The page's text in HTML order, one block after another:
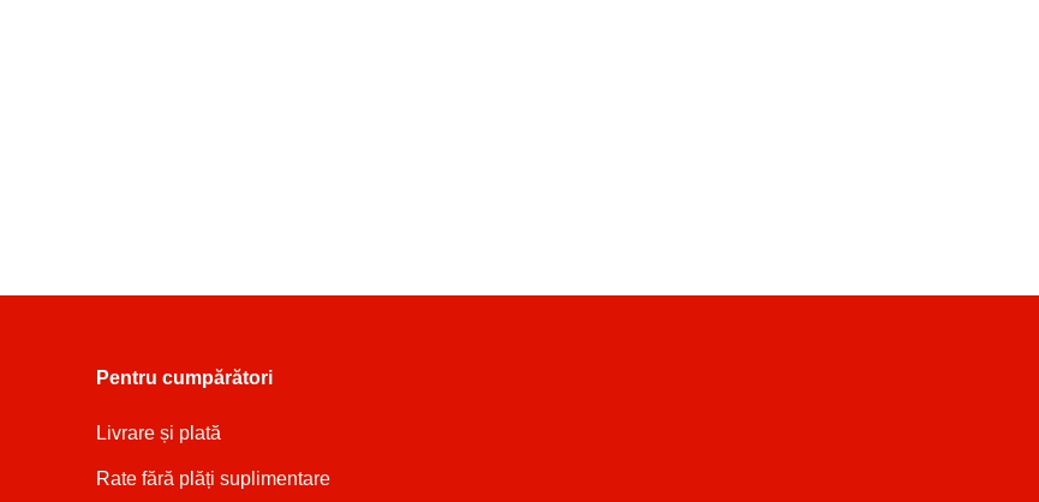
Pentru cumpărători
Livrare și plată
Rate fără plăți suplimentare